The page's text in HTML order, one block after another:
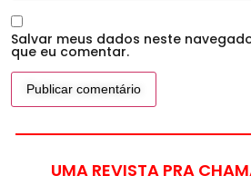
Salvar meus dados neste
que eu comentar.
UMA REVISTA PRA